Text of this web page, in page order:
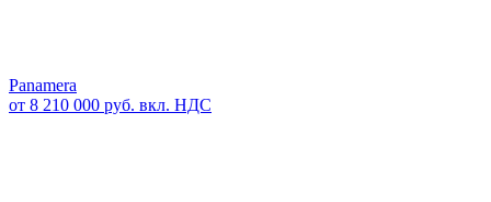
Panamera
от 8 210 000 руб. вкл. НДС